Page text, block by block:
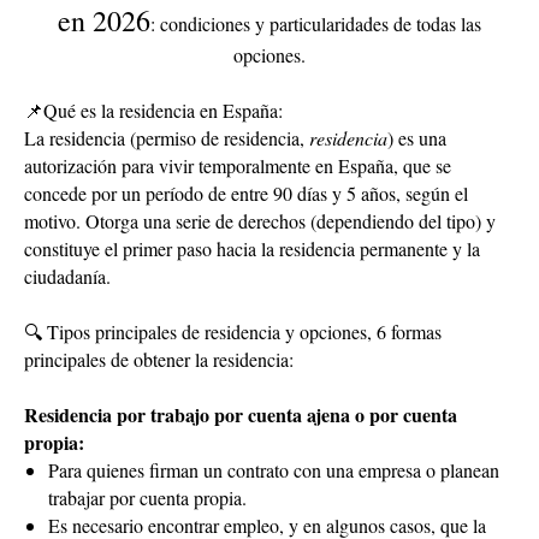
en 2026: condiciones y particularidades de todas las
opciones.
📌Qué es la residencia en España:
La residencia (permiso de residencia, residencia) es una
autorización para vivir temporalmente en España, que se
concede por un período de entre 90 días y 5 años, según el
motivo. Otorga una serie de derechos (dependiendo del tipo) y
constituye el primer paso hacia la residencia permanente y la
ciudadanía.
🔍 Tipos principales de residencia y opciones, 6 formas
principales de obtener la residencia:
Residencia por trabajo por cuenta ajena o por cuenta
propia:
Para quienes firman un contrato con una empresa o planean
trabajar por cuenta propia.
Es necesario encontrar empleo, y en algunos casos, que la